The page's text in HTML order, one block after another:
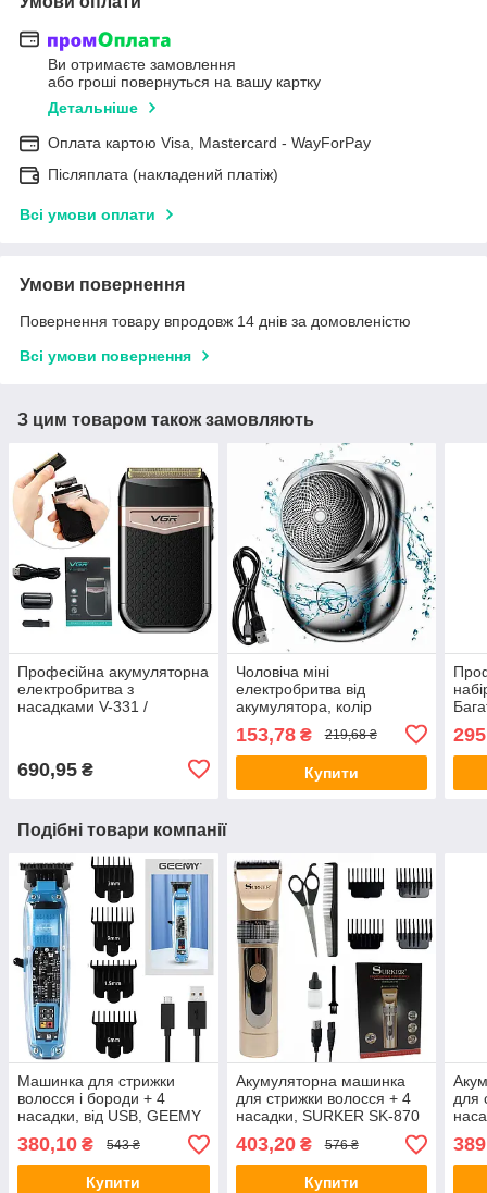
Ви отримаєте замовлення
або гроші повернуться на вашу картку
Детальніше
Оплата картою Visa, Mastercard - WayForPay
Післяплата (накладений платіж)
Всі умови оплати
Умови повернення
Повернення товару впродовж 14 днів за домовленістю
Всі умови повернення
З цим товаром також замовляють
Професійна акумуляторна
електробритва з
насадками V-331 /
690,95 ₴
Чоловіча міні
електробритва від
акумулятора, колір
бритва / Дорожня
електробритва
153,78₴ 219,68 ₴
Купити
295
Подібні товари компанії
Машинка для стрижки
волосся і бороди + 4
насадки, від USB, GEEMY
GM8007 / Бездротовий
тример акумуляторний
380,10 ₴ 543 ₴
Купити
Акумуляторна машинка
для стрижки волосся + 4
насадки, SURKER SK-870
/ Бездротовий триммер
для бороди / Тример для
стрижки волосся
403,20₴ 576 ₴
Купити
для
/
для